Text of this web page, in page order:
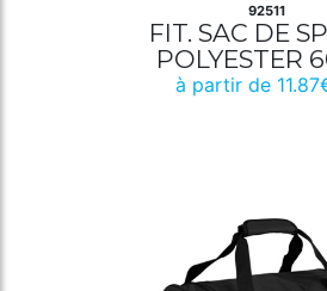
92511
FIT. SAC DE
POLYESTER
à partir de